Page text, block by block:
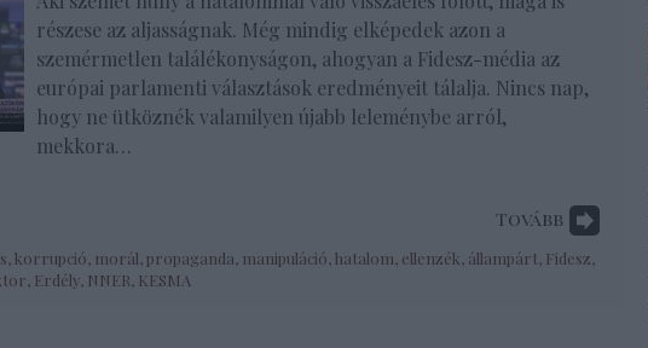
részese az aljasságnak. Még mindig elképedek azon a
szemérmetlen találékonyságon, ahogyan a Fidesz-média az
európai parlamenti választások eredményeit tálalja. Nincs nap,
hogy ne ütköznék valamilyen újabb leleménybe arról,
mekkora…
Tovább
korrupció morál propaganda manipuláció hatalom ellenzék állampárt Fidesz
Erdély NNER KESMA